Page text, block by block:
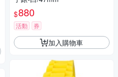
$880
活動 券
加入購物車